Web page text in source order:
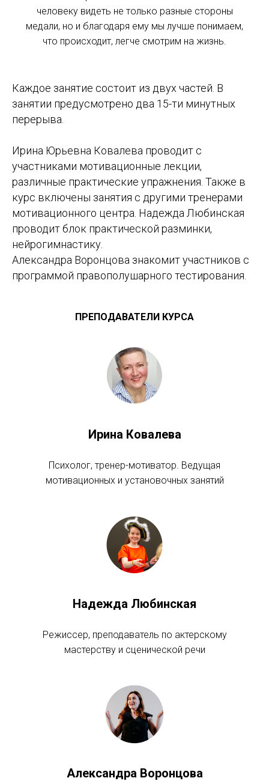
человеку видеть не только разные стороны
медали, но и благодаря ему мы лучше понимаем,
что происходит, легче смотрим на жизнь.
Каждое занятие состоит из двух частей. В
занятии предусмотрено два 15-ти минутных
перерыва.
Ирина Юрьевна Ковалева проводит с
участниками мотивационные лекции,
различные практические упражнения. Также в
курс включены занятия с другими тренерами
мотивационного центра. Надежда Любинская
проводит блок практической разминки,
нейрогимнастику.
Александра Воронцова знакомит участников с
программой правополушарного тестирования.
ПРЕПОДАВАТЕЛИ КУРСА
Ирина Ковалева
Психолог, тренер-мотиватор. Ведущая
мотивационных и установочных занятий
Надежда Любинская
Режиссер, преподаватель по актерскому
мастерству и сценической речи
Александра Воронцова